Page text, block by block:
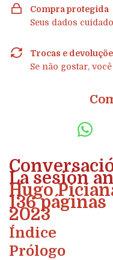
Compra protegida
Seus dados
Trocas e
Se não gostar,
La sesión
Hugo
136 páginas
2023
Índice
Prólogo